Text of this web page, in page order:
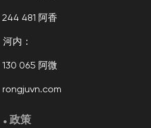
481 阿香
河内：
065 阿微
rongjuvn.com
政策